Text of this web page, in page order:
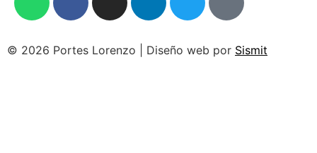
© 2026 Portes Lorenzo | Diseño web por Sismit